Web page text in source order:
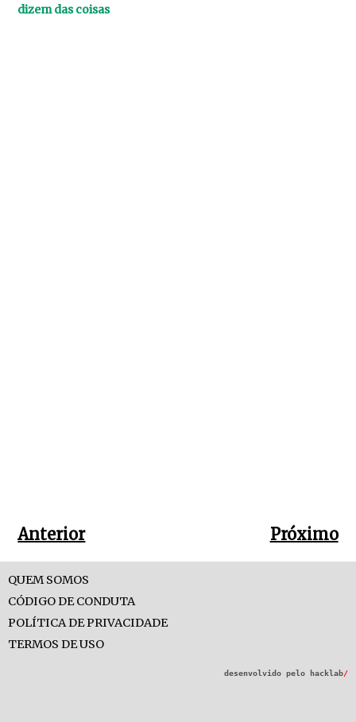
dizem das coisas
Anterior Próximo
QUEM SOMOS
CÓDIGO DE CONDUTA
POLÍTICA DE PRIVACIDADE
TERMOS DE USO
desenvolvido pelo hacklab/